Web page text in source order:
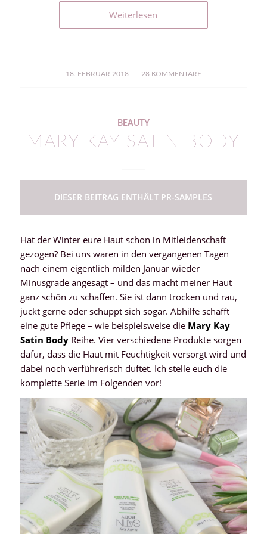
Weiterlesen
18. FEBRUAR 2018
/ 28 KOMMENTARE
BEAUTY
MARY KAY SATIN BODY
DIESER BEITRAG ENTHÄLT PR-SAMPLES
Hat der Winter eure Haut schon in Mitleidenschaft
gezogen? Bei uns waren in den vergangenen Tagen
nach einem eigentlich milden Januar wieder
Minusgrade angesagt – und das macht meiner Haut
ganz schön zu schaffen. Sie ist dann trocken und rau,
juckt gerne oder schuppt sich sogar. Abhilfe schafft
eine gute Pflege – wie beispielsweise die Mary Kay
Satin BodyReihe. Vier verschiedene Produkte sorgen
dafür, dass die Haut mit Feuchtigkeit versorgt wird und
dabei noch verführerisch duftet. Ich stelle euch die
komplette Serie im Folgenden vor!